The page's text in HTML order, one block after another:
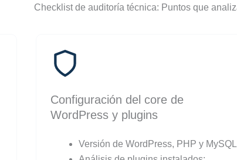
Checklist de auditoría técnica: Puntos que
Configuración del core de
WordPress y plugins
Versión de WordPress, PHP y